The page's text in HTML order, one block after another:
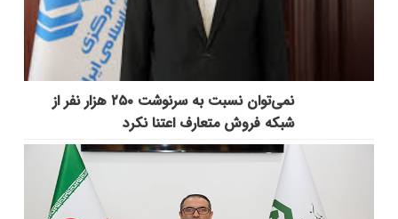
نمی‌توان نسبت به سرنوشت ۲۵۰ هزار نفر از
شبکه فروش متعارف اعتنا نکرد